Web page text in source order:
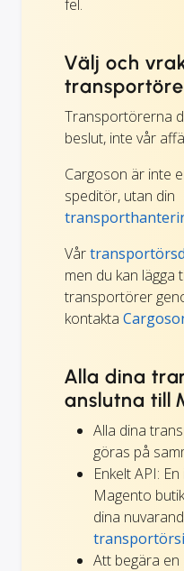
fel.
Välj och
Transportörerna
beslut, inte vår
Cargoson är inte
speditör, utan din
Vår
men du kan lägga
transportörer
kontakta
Alla dina
anslutna till
Alla dina
göras på
Enkelt API:
Magento
dina
Att begära en